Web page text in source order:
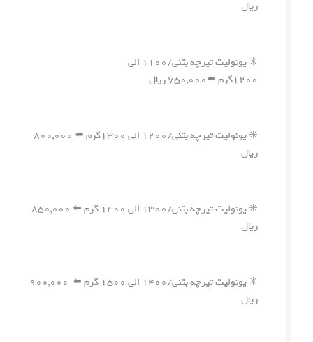
ریال
✳️ یونولیت تیرچه بتنی/۱۱۰۰ الی
۱۲۰۰گرم ⬅️۷۵۰,۰۰۰ ریال
✳️ یونولیت تیرچه بتنی/۱۲۰۰ الی ۱۳۰۰گرم ⬅️ ۸۰۰,۰۰۰
ریال
✳️ یونولیت تیرچه بتنی/۱۳۰۰ الی ۱۴۰۰ گرم ⬅️ ۸۵۰,۰۰۰
ریال
✳️ یونولیت تیرچه بتنی/۱۴۰۰ الی ۱۵۰۰ گرم ⬅️ ۹۰۰,۰۰۰
ریال